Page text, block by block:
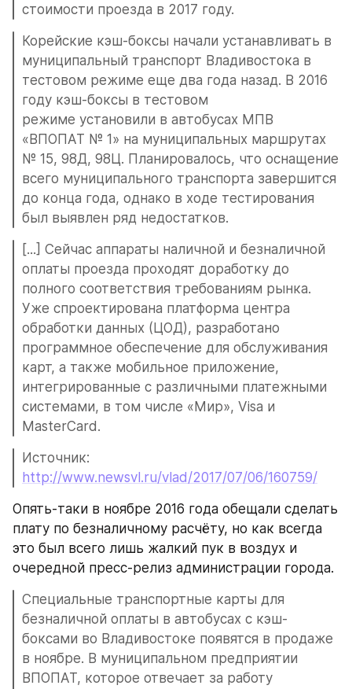
стоимости проезда в 2017 году.
Корейские кэш-боксы начали устанавливать в
муниципальный транспорт Владивостока в
тестовом режиме еще два года назад. В 2016
году кэш-боксы в тестовом
режиме установили в автобусах МПВ
«ВПОПАТ № 1» на муниципальных маршрутах
№ 15, 98Д, 98Ц. Планировалось, что оснащение
всего муниципального транспорта завершится
до конца года, однако в ходе тестирования
был выявлен ряд недостатков.
[...] Сейчас аппараты наличной и безналичной
оплаты проезда проходят доработку до
полного соответствия требованиям рынка.
Уже спроектирована платформа центра
обработки данных (ЦОД), разработано
программное обеспечение для обслуживания
карт, а также мобильное приложение,
интегрированные с различными платежными
системами, в том числе «Мир», Visa и
MasterCard.
http://www.newsvl.ru/vlad/2017/07/06/160759/
Опять-таки в ноябре 2016 года обещали сделать
плату по безналичному расчёту, но как всегда
это был всего лишь жалкий пук в воздух и
очередной пресс-релиз администрации города.
Специальные транспортные карты для
безналичной оплаты в автобусах с кэш-
боксами во Владивостоке появятся в продаже
в ноябре. В муниципальном предприятии
ВПОПАТ, которое отвечает за работу